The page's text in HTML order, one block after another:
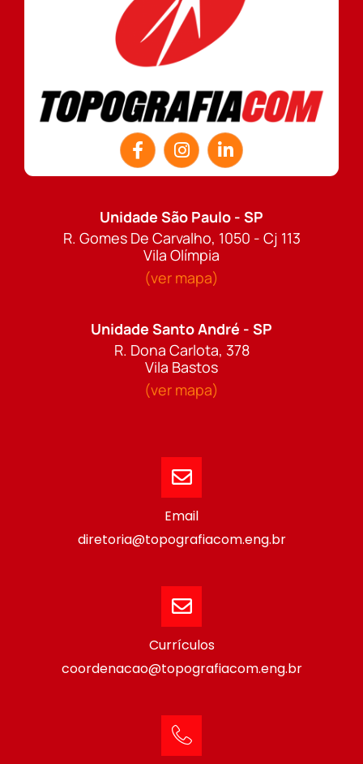
Unidade São Paulo - SP
R. Gomes De Carvalho, 1050 - Cj 113
Vila Olímpia
(ver mapa)
Unidade Santo André - SP
R. Dona Carlota, 378
Vila Bastos
(ver mapa)
Email
diretoria@topografiacom.eng.br
Currículos
coordenacao@topografiacom.eng.br